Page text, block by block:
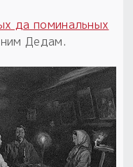
да поминальных
Дедам.